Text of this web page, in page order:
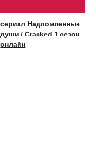
сериал Надломленные
души / Cracked 1 сезон
онлайн